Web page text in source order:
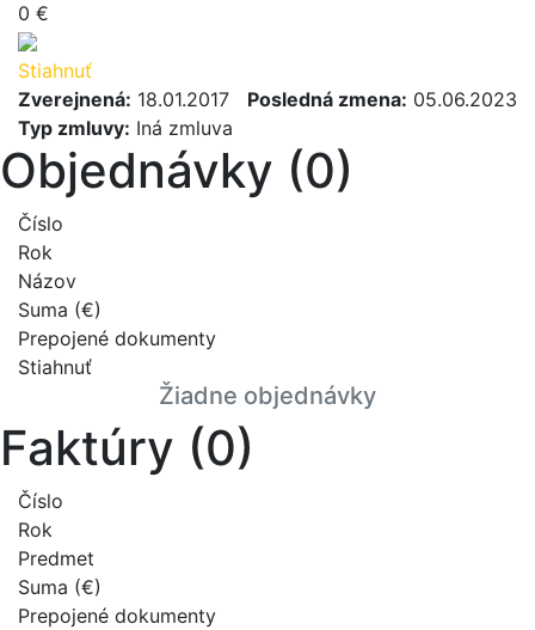
0 €
Stiahnuť
Zverejnená: 18.01.2017 Posledná zmena: 05.06.2023
Typ zmluvy: Iná zmluva
Objednávky (0)
Číslo
Rok
Názov
Suma (€)
Prepojené dokumenty
Stiahnuť
Žiadne objednávky
Faktúry (0)
Číslo
Rok
Predmet
Suma (€)
Prepojené dokumenty